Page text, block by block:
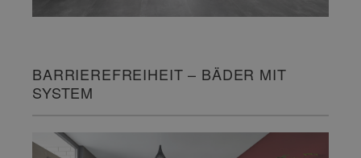
BARRIEREFREIHEIT – BÄDER MIT
SYSTEM